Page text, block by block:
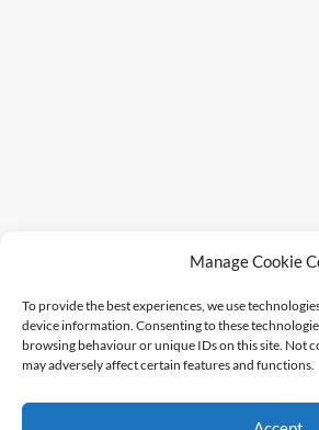
Manage Cookie
To provide the best experiences, we use
device information. Consenting to these
browsing behaviour or unique IDs on this site. Not
may adversely affect certain features and functions.